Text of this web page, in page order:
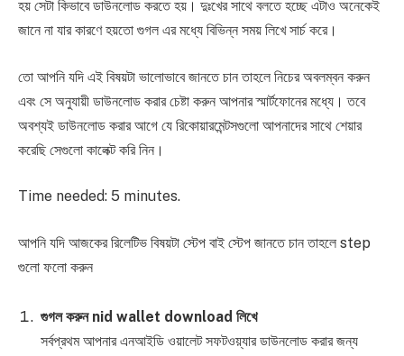
হয় সেটা কিভাবে ডাউনলোড করতে হয়। দুঃখের সাথে বলতে হচ্ছে এটাও অনেকেই
জানে না যার কারণে হয়তো গুগল এর মধ্যে বিভিন্ন সময় লিখে সার্চ করে।
তো আপনি যদি এই বিষয়টা ভালোভাবে জানতে চান তাহলে নিচের অবলম্বন করুন
এবং সে অনুযায়ী ডাউনলোড করার চেষ্টা করুন আপনার স্মার্টফোনের মধ্যে। তবে
অবশ্যই ডাউনলোড করার আগে যে রিকোয়ারমেন্টসগুলো আপনাদের সাথে শেয়ার
করেছি সেগুলো কালেক্ট করি নিন।
Time needed: 5 minutes.
আপনি যদি আজকের রিলেটিভ বিষয়টা স্টেপ বাই স্টেপ জানতে চান তাহলে step
গুলো ফলো করুন
গুগল করুন nid wallet download লিখে
সর্বপ্রথম আপনার এনআইডি ওয়ালেট সফটওয়্যার ডাউনলোড করার জন্য